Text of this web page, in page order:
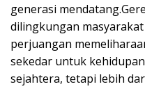
generasi
dilingkungan
perjuangan
sekedar untuk
sejahtera, tetapi lebih